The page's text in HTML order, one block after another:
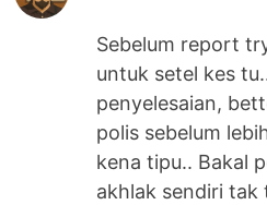
Sebelum report
untuk setel kes
penyelesaian,
polis sebelum
kena tipu.. Bakal
akhlak sendiri tak